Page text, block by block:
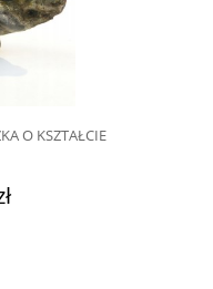
O KSZTAŁCIE